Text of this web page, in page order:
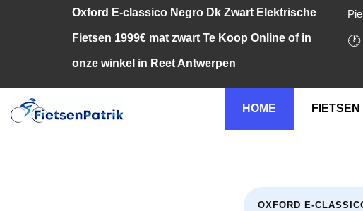
Oxford E-classico Negro Dk Zwart Elektrische
Fietsen 1999€ mat zwart Te Koop Online of in
onze winkel in Reet Antwerpen
HOME FIETSEN
OXFORD E-